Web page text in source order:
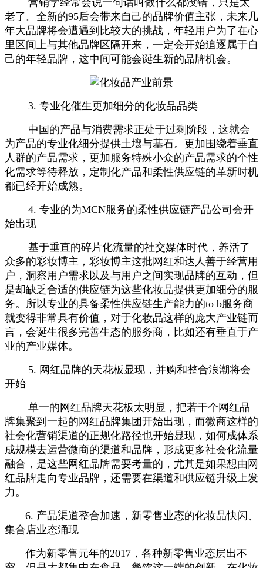
老了。全新的95后会带来自己的品牌价值主张，未来几
年大品牌将会遭遇到比较大的挑战，年轻用户为了在心
里区间上与其他品牌区隔开来，一定会开始追逐属于自
己的年轻品牌，这中间可能会诞生新的品牌机会。
3. 专业化催生更加细分的化妆品品类
中国的产品与消费需求正处于过剩阶段，这就会
为产品的专业化细分提供土壤与基石。更加围绕着垂直
人群的产品需求，更加服务特殊小众的产品需求的个性
化需求等待释放，定制化产品和柔性供应链的革新时机
都已经开始成熟。
4. 专业的为MCN服务的柔性供应链产品公司会开
始出现
基于垂直的碎片化流量的社交媒体时代，养活了
众多的彩妆博主，彩妆博主这批网红和达人善于经营用
户，洞察用户需求以及与用户之间实现品牌的互动，但
是却缺乏合适的供应链为这些化妆品提供更加细分的服
务。所以专业的具备柔性供应链生产能力的to b服务商
就变得非常具有价值，对于化妆品这样的庞大产业链而
言，会诞生很多完善生态的服务商，比如还有垂直于产
业的产业媒体。
5. 网红品牌的天花板显现，并购和整合浪潮将会
开始
单一的网红品牌天花板太明显，把若干个网红品
牌集聚到一起的网红品牌集团开始出现，而微商这样的
社会化营销渠道的正规化路径也开始显现，如何成体系
成规模去运营微商的渠道和品牌，形成更多社会化流量
融合，是这些网红品牌需要考量的，尤其是如果想由网
红品牌走向专业品牌，还需要在渠道和供应链升级上发
力。
6. 产品渠道整合加速，新零售业态的化妆品快闪、
集合店业态涌现
作为新零售元年的2017，各种新零售业态层出不